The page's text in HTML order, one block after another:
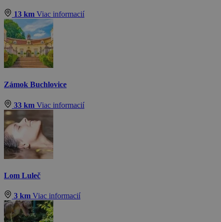
13 km Viac informacií
Zámok Buchlovice
33 km Viac informacií
Lom Luleč
3 km Viac informacií